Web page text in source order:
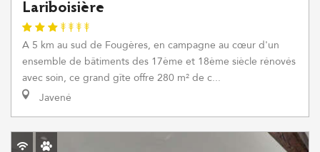
Lariboisière
A 5 km au sud de Fougères, en campagne au cœur d'un
ensemble de bâtiments des 17ème et 18ème siècle rénovés
avec soin, ce grand gîte offre 280 m² de c...
Javené